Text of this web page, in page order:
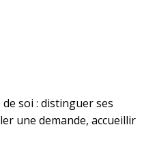
de soi : distinguer ses
une demande, accueillir